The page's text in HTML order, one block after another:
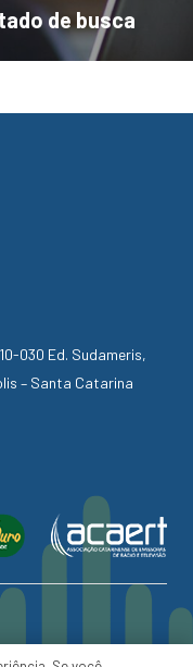
de busca
030 Ed. Sudameris,
– Santa Catarina